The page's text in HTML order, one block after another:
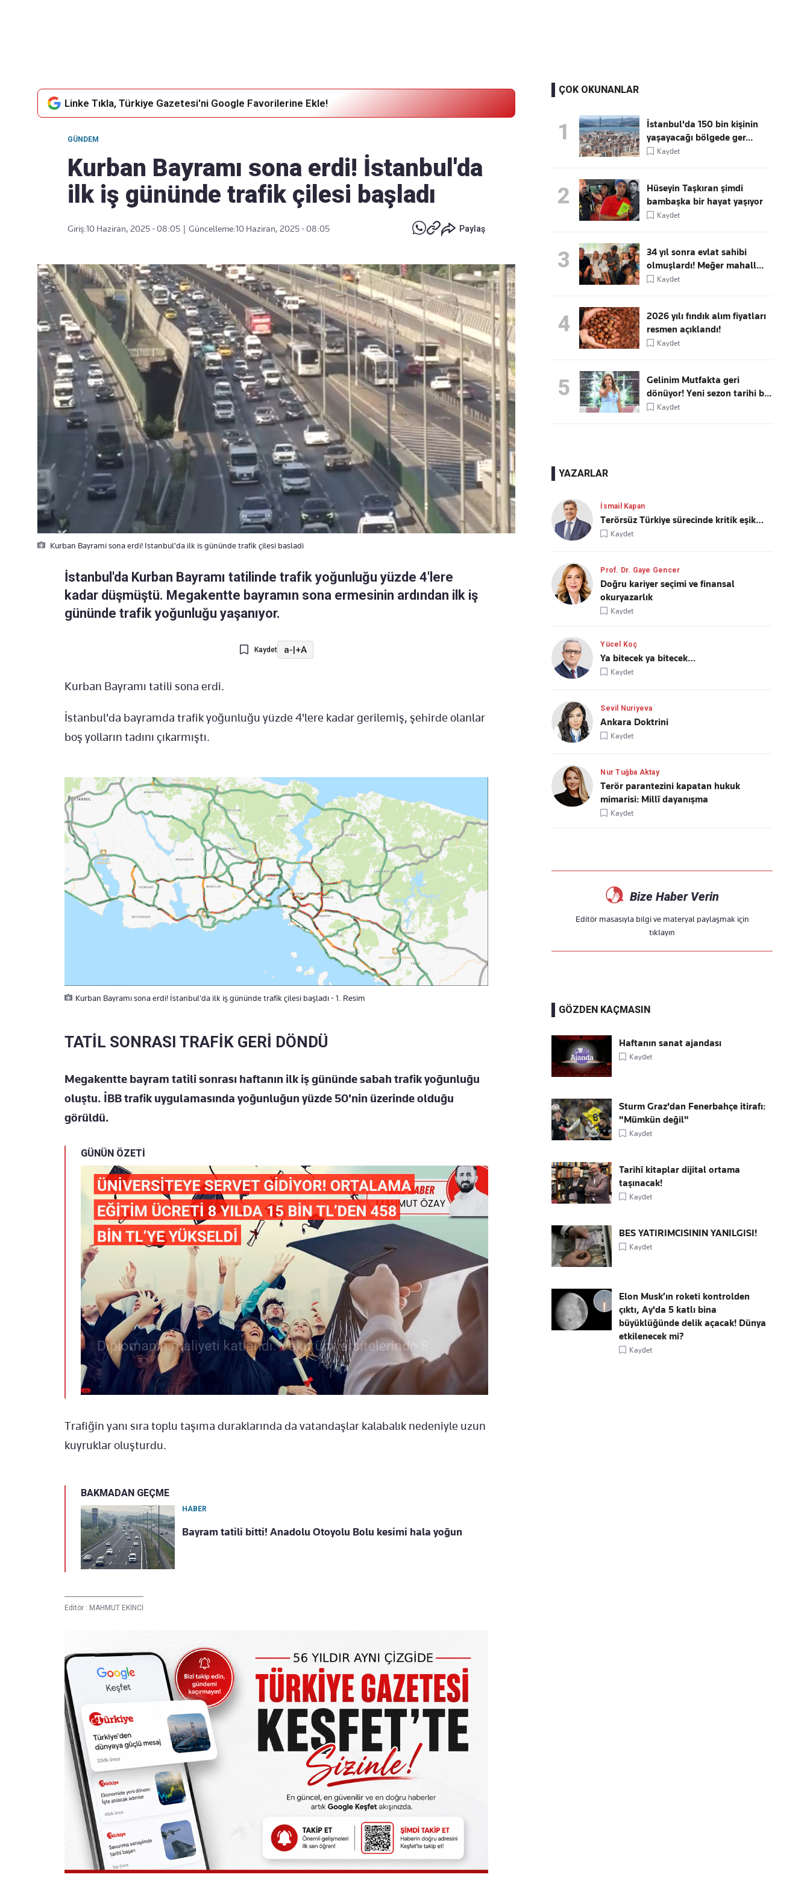
Linke Tıkla, Türkiye Gazetesi'ni Google Favorilerine Ekle!
GÜNDEM
Kurban Bayramı sona erdi! İstanbul'da
ilk iş gününde trafik çilesi başladı
Giriş:10 Haziran, 2025 - 08:05 Güncelleme:10 Haziran, 2025 - 08:05 Paylaş
Kurban Bayrami sona erdi! Istanbul'da ilk is gününde trafik çilesi basladi
İstanbul'da Kurban Bayramı tatilinde trafik yoğunluğu yüzde 4'lere
kadar düşmüştü. Megakentte bayramın sona ermesinin ardından ilk iş
gününde trafik yoğunluğu yaşanıyor.
Kaydet a-|+A
Kurban Bayramı tatili sona erdi.
İstanbul'da bayramda trafik yoğunluğu yüzde 4'lere kadar gerilemiş, şehirde olanlar
boş yolların tadını çıkarmıştı.
Kurban Bayramı sona erdi! İstanbul'da ilk iş gününde trafik çilesi başladı - 1. Resim
TATİL SONRASI TRAFİK GERİ DÖNDÜ
Megakentte bayram tatili sonrası haftanın ilk iş gününde sabah trafik yoğunluğu
oluştu. İBB trafik uygulamasında yoğunluğun yüzde 50'nin üzerinde olduğu
görüldü.
GÜNÜN ÖZETİ
Trafiğin yanı sıra toplu taşıma duraklarında da vatandaşlar kalabalık nedeniyle uzun
kuyruklar oluşturdu.
BAKMADAN GEÇME
HABER
Bayram tatili bitti! Anadolu Otoyolu Bolu kesimi hala yoğun
Editör : MAHMUT EKİNCİ
ÇOK OKUNANLAR
1
İstanbul'da 150 bin kişinin
yaşayacağı bölgede ger...
Kaydet
2
Hüseyin Taşkıran şimdi
bambaşka bir hayat yaşıyor
Kaydet
3
34 yıl sonra evlat sahibi
olmuşlardı! Meğer mahall...
Kaydet
4
2026 yılı fındık alım fiyatları
resmen açıklandı!
Kaydet
5
Gelinim Mutfakta geri
dönüyor! Yeni sezon tarihi b...
Kaydet
YAZARLAR
İsmail Kapan
Terörsüz Türkiye sürecinde kritik eşik…
Kaydet
Prof. Dr. Gaye Gencer
Doğru kariyer seçimi ve finansal
okuryazarlık
Kaydet
Yücel Koç
Ya bitecek ya bitecek…
Kaydet
Sevil Nuriyeva
Ankara Doktrini
Kaydet
Nur Tuğba Aktay
Terör parantezini kapatan hukuk
mimarisi: Millî dayanışma
Kaydet
Bize Haber Verin
Editör masasıyla bilgi ve materyal paylaşmak için
tıklayın
GÖZDEN KAÇMASIN
Haftanın sanat ajandası
Kaydet
Sturm Graz'dan Fenerbahçe itirafı:
"Mümkün değil"
Kaydet
Tarihî kitaplar dijital ortama
taşınacak!
Kaydet
BES YATIRIMCISININ YANILGISI!
Kaydet
Elon Musk’ın roketi kontrolden
çıktı, Ay'da 5 katlı bina
büyüklüğünde delik açacak! Dünya
etkilenecek mi?
Kaydet